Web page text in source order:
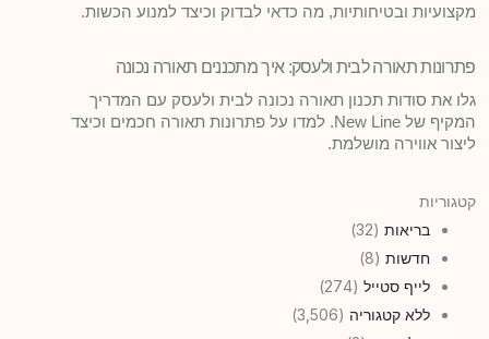
מקצועיות ובטיחותיות, מה כדאי לבדוק וכיצד למנוע הכשות.
פתרונות תאורה לבית ולעסק: איך מתכננים תאורה נכונה
גלו את סודות תכנון תאורה נכונה לבית ולעסק עם המדריך
המקיף של New Line. למדו על פתרונות תאורה חכמים וכיצד
ליצור אווירה מושלמת.
קטגוריות
בריאות (32)
חדשות (8)
לייף סטייל (274)
ללא קטגוריה (3,506)